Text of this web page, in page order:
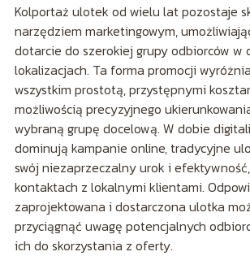
Kolportaż ulotek od wielu lat pozostaje
narzędziem marketingowym,
dotarcie do szerokiej grupy odbiorców w
lokalizacjach. Ta forma promocji
wszystkim prostotą, przystępnymi
możliwością precyzyjnego
wybraną grupę docelową. W dobie
dominują kampanie online, tradycyjne
swój niezaprzeczalny urok i
kontaktach z lokalnymi klientami.
zaprojektowana i dostarczona ulotka
przyciągnąć uwagę potencjalnych
ich do skorzystania z oferty.